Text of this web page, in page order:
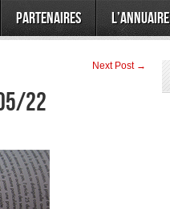
Partenaires L’annuaire
Next Post →
22